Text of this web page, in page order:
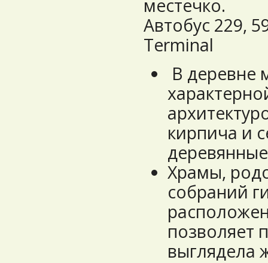
местечко.
Автобус 229,
Terminal
В деревне
кирпича и
Храмы,
собраний
позволяет
выглядела